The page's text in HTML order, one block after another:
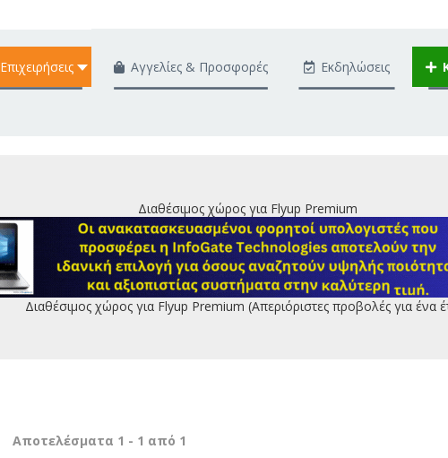
Επιχειρήσεις Αγγελίες & Προσφορές Εκδηλώσεις
Διαθέσιμος χώρος για Flyup Premium
Διαθέσιμος χώρος για Flyup Premium (Απεριόριστες προβολές για ένα
Αποτελέσματα 1 - 1 από 1